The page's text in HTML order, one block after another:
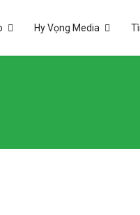
Hy Vọng Media